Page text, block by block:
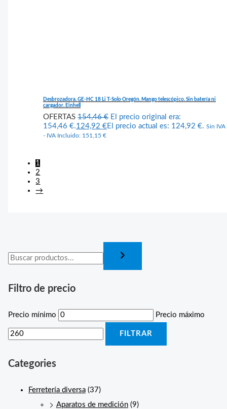
Filtro de precio
Precio mínimo Precio máximo
FILTRAR
Categories
Ferretería diversa (37)
Aparatos de medición (9)
Desbrozadora. GE-HC 18 Li T-Solo Oregón. Mango telescópico. Sin batería ni
cargador. Einhell
OFERTAS154,46€ El precio original era:
154,46 €.124,92€El precio actual es: 124,92 €. Sin IVA
- IVA Incluido: 151,15€
1
2
3
→